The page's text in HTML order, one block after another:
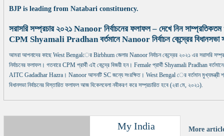
BJP is leading from Natabari constituency.
সরাসরি সম্প্রচার ২০২১ Nanoor নির্বাচনের ফলাফল – দেখে নিন
CPM Shyamali Pradhan বর্তমানে Nanoor নির্বাচন কেন্দ্রের বিধানসভা
আমরা আপনাদের কাছে West Bengalের Birbhum জেলার Nanoor নির্বাচন কেন্দ্রের ২০২১ এর সরাসরি
নির্বাচনের ফলাফল। গতবারে CPM প্রার্থী এই কেন্দ্রে বিজয়ী হন। Female প্রার্থী Shyamali Pradhan বর্তমানে
AITC Gadadhar Hazra। Nanoor আসনটি SC জন্যে সংরক্ষিত। West Bengal ের বর্তমান
বিধানসভা নির্বাচনের বিস্তারিত ফলাফল আজ বিকেলবেলা নবীকরণ করে সম্প্রচারিত হবে (২রা মে, ২০২১).
My India More